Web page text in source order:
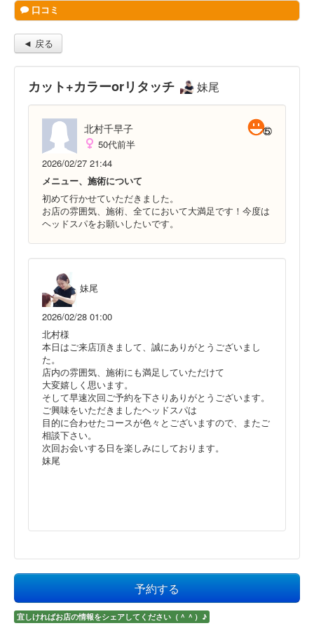
口コミ
◄ 戻る
カット+カラーorリタッチ 妹尾
北村千早子
50代前半
2026/02/27 21:44
メニュー、施術について
初めて行かせていただきました。
お店の雰囲気、施術、全てにおいて大満足です！今度は
ヘッドスパをお願いしたいです。
妹尾
2026/02/28 01:00
北村様
本日はご来店頂きまして、誠にありがとうございまし
た。
店内の雰囲気、施術にも満足していただけて
大変嬉しく思います。
そして早速次回ご予約を下さりありがとうございます。
ご興味をいただきましたヘッドスパは
目的に合わせたコースが色々とございますので、またご
相談下さい。
次回お会いする日を楽しみにしております。
妹尾
予約する
宜しければお店の情報をシェアしてください（＾＾）♪